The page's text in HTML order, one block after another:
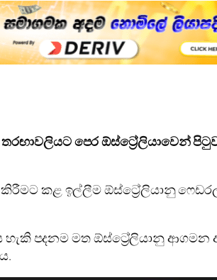
තරඟාවලියට පෙර ඕස්ට්‍රේලියාවෙන්
කළ ඉල්ලීම ඕස්ට්‍රේලියානු
පදනම මත ඕස්ට්‍රේලියානු ආගමන